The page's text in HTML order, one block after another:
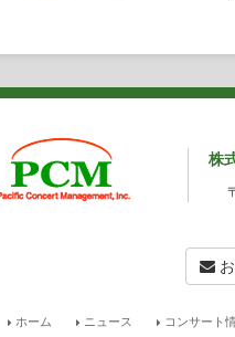
株
ホーム ニュース コンサート